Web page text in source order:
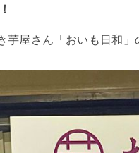
芋屋さん「おいも日和」